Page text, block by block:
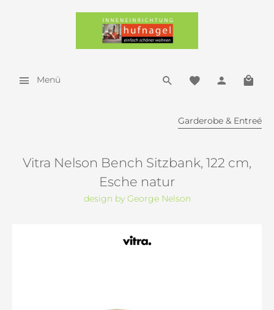
Menü
Garderobe & Entreé
Vitra Nelson Bench Sitzbank, 122 cm,
Esche natur
design by George Nelson